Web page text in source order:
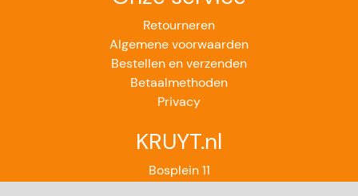
Retourneren
Algemene voorwaarden
Bestellen en verzenden
Betaalmethoden
Privacy
KRUYT.nl
Bosplein 11